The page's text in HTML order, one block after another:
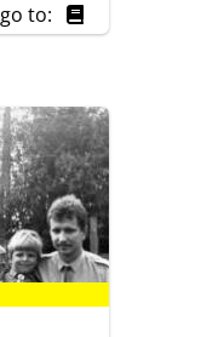
go to: